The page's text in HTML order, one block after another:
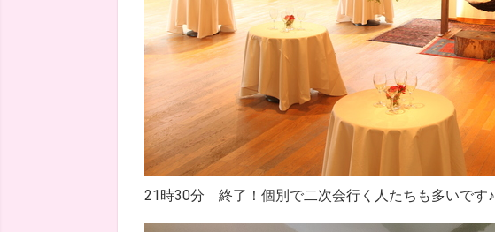
21時30分 終了！個別で二次会行く人たちも多いです♪